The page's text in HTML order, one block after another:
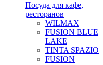
Посуда для кафе,
ресторанов
WILMAX
FUSION BLUE
LAKE
TINTA SPAZIO
FUSION